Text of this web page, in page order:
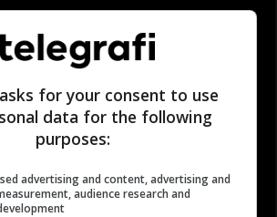
Ramosaj për Abdixhikun dhe
përplasjet në parti | Përballje
#39
Përballje
#81: Shëndeti në rend të parë -
Video
for your consent to use
data for the following
purposes:
advertising and content, advertising and
audience research and